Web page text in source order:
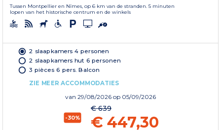
Tussen Montpellier en Nîmes, op 6 km van de stranden. 5 minuten
lopen van het historische centrum en de winkels
2 slaapkamers 4 personen
2 slaapkamers hut 6 personen
3 pièces 6 pers. Balcon
ZIE MEER ACCOMMODATIES
van 29/08/2026 op 05/09/2026
-30%
€ 639
€ 447,30